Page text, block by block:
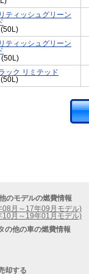
ティッシュグリーン
ティッシュグリーン
(50L)
ック リミテッド
のモデルの燃費情報
08月～17年09月モデル)
10月～19年01月モデル)
の他の車の燃費情報
却する